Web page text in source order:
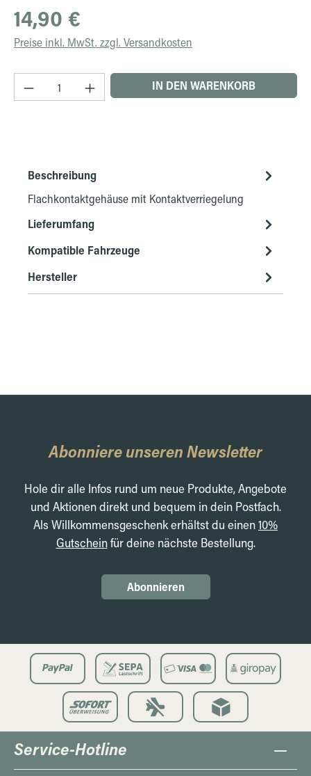
Regulärer Preis:
14,90 €
Preise inkl. MwSt. zzgl. Versandkosten
Produkt Anzahl: Gib den gewünschten Wert
IN DEN WARENKORB
Beschreibung
Flachkontaktgehäuse mit Kontaktverriegelung
Lieferumfang
Kompatible Fahrzeuge
Hersteller
Abonniere unseren Newsletter
Hole dir alle Infos rund um neue Produkte, Angebote
und Aktionen direkt und bequem in dein Postfach.
Als Willkommensgeschenk erhältst du einen10%
Gutscheinfür deine nächste Bestellung.
Abonnieren
Service-Hotline